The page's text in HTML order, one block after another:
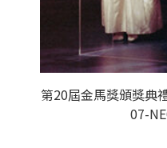
第20屆金馬獎頒獎典
07-